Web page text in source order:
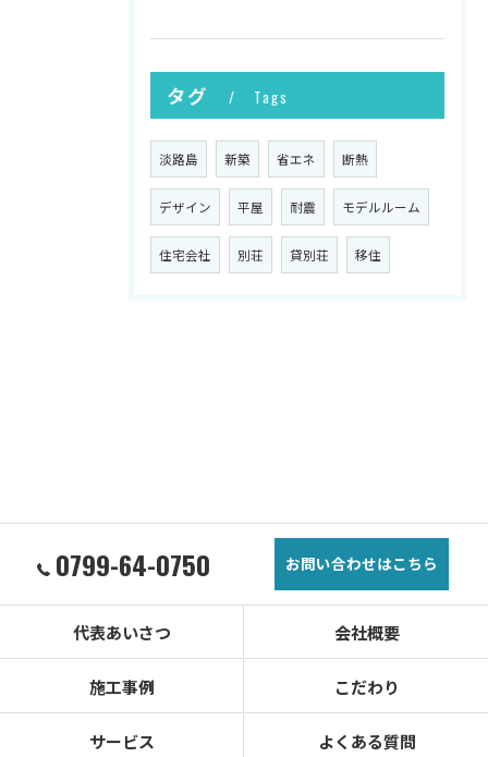
タグ Tags
淡路島 新築 省エネ 断熱
デザイン 平屋 耐震 モデルルーム
住宅会社 別荘 貸別荘 移住
0799-64-0750 お問い合わせはこちら
代表あいさつ 会社概要
施工事例 こだわり
サービス よくある質問